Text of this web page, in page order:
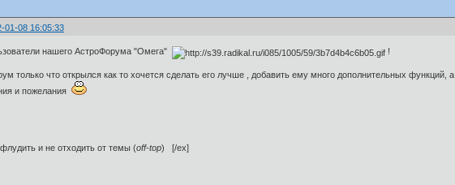
01-08 16:05:33
нашего АстроФорума "Омега" !
только что открылся как то хочется сделать его лучше , добавить ему много дополнительных функций,
и пожелания
и не отходить от темы (off-top) [/ex]